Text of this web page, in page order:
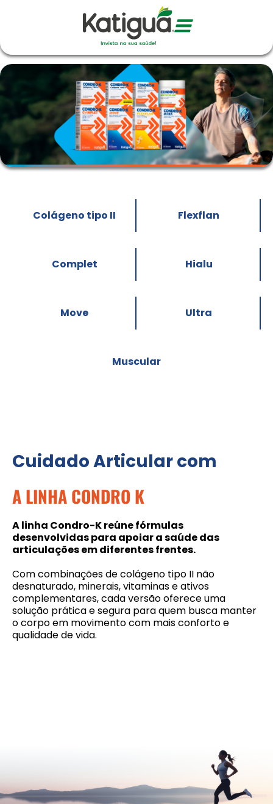
Colágeno tipo II Flexflan
Complet Hialu
Move Ultra
Muscular
Cuidado Articular com
A LINHA CONDRO K
A linha Condro-K reúne fórmulas
desenvolvidas para apoiar a saúde das
articulações em diferentes frentes.
Com combinações de colágeno tipo II não
desnaturado, minerais, vitaminas e ativos
complementares, cada versão oferece uma
solução prática e segura para quem busca manter
o corpo em movimento com mais conforto e
qualidade de vida.